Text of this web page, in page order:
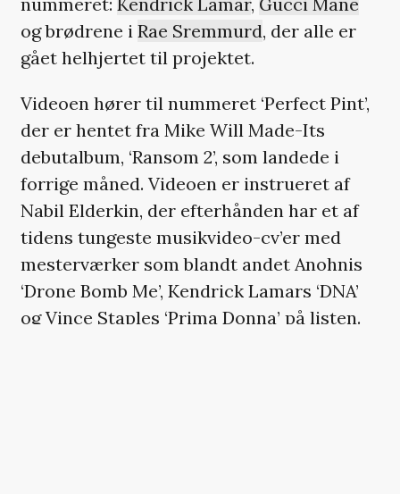
og brødrene i Rae Sremmurd, der alle er
gået helhjertet til projektet.
Videoen hører til nummeret ‘Perfect Pint’,
der er hentet fra Mike Will Made-Its
debutalbum, ‘Ransom 2’, som landede i
forrige måned. Videoen er instrueret af
Nabil Elderkin, der efterhånden har et af
tidens tungeste musikvideo-cv’er med
mesterværker som blandt andet Anohnis
‘Drone Bomb Me’, Kendrick Lamars ‘DNA’
og Vince Staples ‘Prima Donna’ på listen.